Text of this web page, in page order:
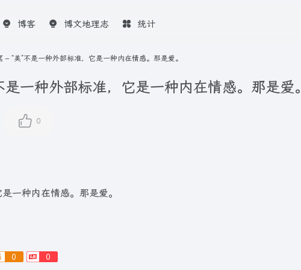
博客 博文地理志 统计
– “美”不是一种外部标准，它是一种内在情感。那是爱。
一种外部标准，它是一种内在情感。那是爱。
0
一种内在情感。那是爱。
0 0